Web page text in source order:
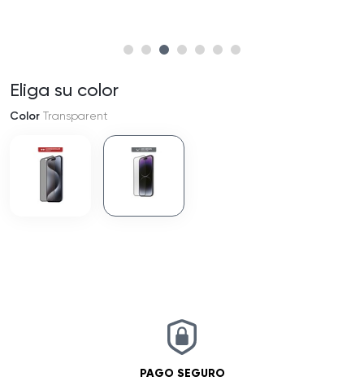
Eliga su color
Color Transparent
PAGO SEGURO